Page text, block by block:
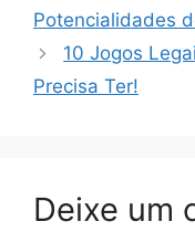
Potencialidades
10 Jogos
Precisa Ter!
Deixe um